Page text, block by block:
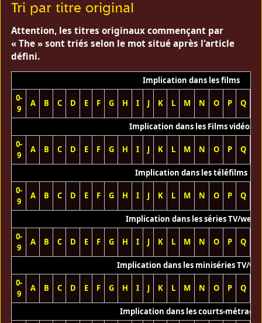
Tri par titre original
Attention, les titres originaux commençant par
« The » sont triés selon le mot situé après l'article
défini.
Implication dans les films
0-
9
A B C D E F G H I J K L M N O P Q
Implication dans les Films vidéos
0-
9
A B C D E F G H I J K L M N O P Q
Implication dans les téléfilms
0-
9
A B C D E F G H I J K L M N O P Q
Implication dans les séries TV/web
0-
9
A B C D E F G H I J K L M N O P Q
Implication dans les miniséries TV/
0-
9
A B C D E F G H I J K L M N O P Q
Implication dans les courts-métrages